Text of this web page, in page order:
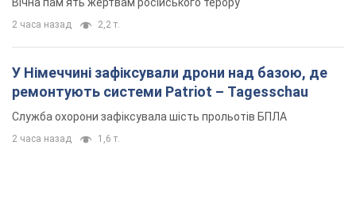
Вічна пам'ять жертвам російського терору
2 часа назад 2,2 т.
У Німеччині зафіксували дрони над базою, де
ремонтують системи Patriot – Tagesschau
Служба охорони зафіксувала шість прольотів БПЛА
2 часа назад 1,6 т.